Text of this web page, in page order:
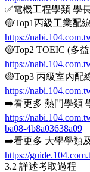
✅電機工程學類 學
🟡Top1丙級工業配
https://
🟡Top2 TOEIC (多
https://
🟡Top3 丙級室內配
https://
➡️看更多 熱門學類
https://
ba08-4b8a03638a09
➡️看更多 大學學類
https://
3.2 詳述考取過程